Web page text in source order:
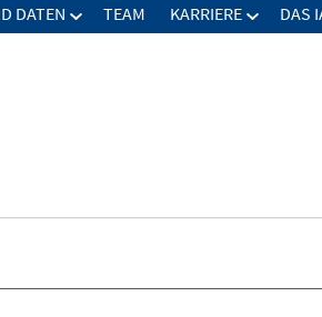
DATEN TEAM KARRIERE DAS